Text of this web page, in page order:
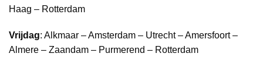
Haag – Rotterdam
Vrijdag: Alkmaar – Amsterdam – Utrecht – Amersfoort –
Almere – Zaandam – Purmerend – Rotterdam